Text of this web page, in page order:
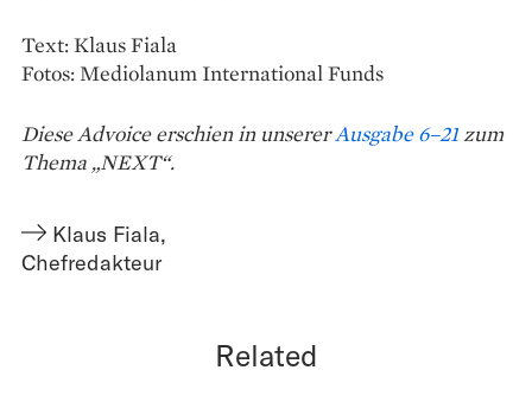
Text: Klaus Fiala
Fotos: Mediolanum International Funds
Diese Advoice erschien in unsererAusgabe 6–21zum
Thema „NEXT“.
Klaus Fiala,
Chefredakteur
Related